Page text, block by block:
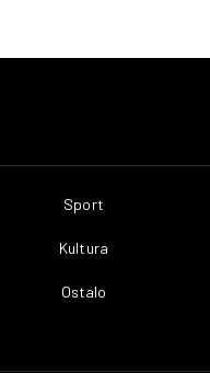
Sport
Kultura
Ostalo